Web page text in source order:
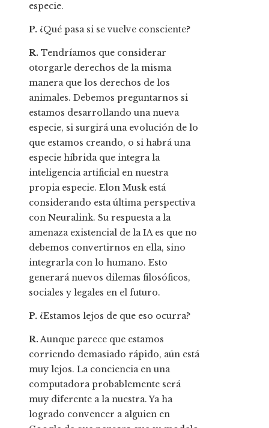
especie.
P. ¿Qué pasa si se vuelve consciente?
R. Tendríamos que considerar
otorgarle derechos de la misma
manera que los derechos de los
animales. Debemos preguntarnos si
estamos desarrollando una nueva
especie, si surgirá una evolución de lo
que estamos creando, o si habrá una
especie híbrida que integra la
inteligencia artificial en nuestra
propia especie. Elon Musk está
considerando esta última perspectiva
con Neuralink. Su respuesta a la
amenaza existencial de la IA es que no
debemos convertirnos en ella, sino
integrarla con lo humano. Esto
generará nuevos dilemas filosóficos,
sociales y legales en el futuro.
P. ¿Estamos lejos de que eso ocurra?
R.Aunque parece que estamos
corriendo demasiado rápido, aún está
muy lejos. La conciencia en una
computadora probablemente será
muy diferente a la nuestra. Ya ha
logrado convencer a alguien en